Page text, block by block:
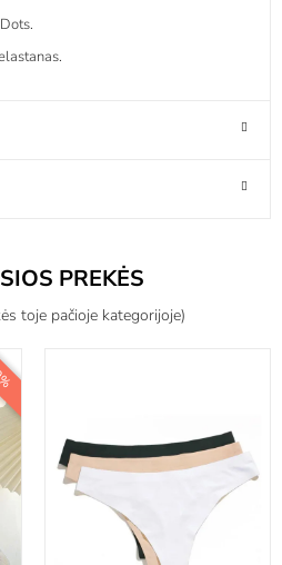
PREKĖS
toje pačioje kategorijoje)